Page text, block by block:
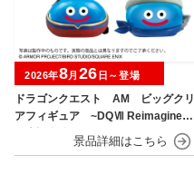
ドラゴンクエスト AM ビッグクリ
アフィギュア ~DQⅦ Reimagined
発売記念編~
2026年8月 26 日～登場